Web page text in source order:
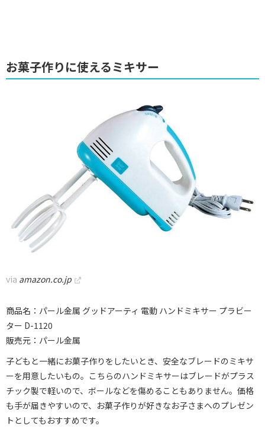
お菓子作りに使えるミキサー
via amazon.co.jp
商品名：パール金属 グッドアーティ 電動 ハンドミキサー プラビー
ター D-1120
販売元：パール金属
子どもと一緒にお菓子作りをしたいとき、安全なブレードのミキサ
ーを用意したいもの。こちらのハンドミキサーはブレードがプラス
チック製で軽いので、ボールなどを傷めることもありません。価格
も手が届きやすいので、お菓子作りが好きなお子さまへのプレゼン
トとしてもおすすめです。